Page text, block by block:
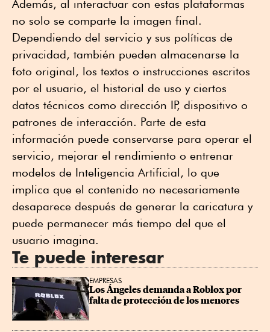
Además, al interactuar con estas plataformas
no solo se comparte la imagen final.
Dependiendo del servicio y sus políticas de
privacidad, también pueden almacenarse la
foto original, los textos o instrucciones escritos
por el usuario, el historial de uso y ciertos
datos técnicos como dirección IP, dispositivo o
patrones de interacción. Parte de esta
información puede conservarse para operar el
servicio, mejorar el rendimiento o entrenar
modelos de Inteligencia Artificial, lo que
implica que el contenido no necesariamente
desaparece después de generar la caricatura y
puede permanecer más tiempo del que el
usuario imagina.
Te puede interesar
EMPRESAS
Los Ángeles demanda a Roblox por
falta de protección de los menores